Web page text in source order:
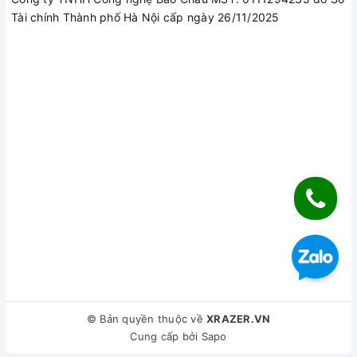
Tài chính Thành phố Hà Nội cấp ngày 26/11/2025
© Bản quyền thuộc về XRAZER.VN
Cung cấp bởi Sapo